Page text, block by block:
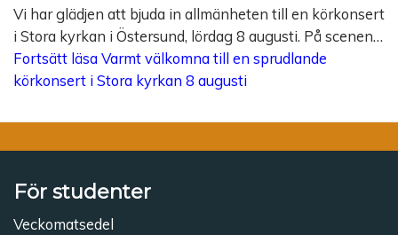
Vi har glädjen att bjuda in allmänheten till en körkonsert
i Stora kyrkan i Östersund, lördag 8 augusti. På scenen…
Fortsätt läsa Varmt välkomna till en sprudlande
körkonsert i Stora kyrkan 8 augusti
För studenter
Veckomatsedel